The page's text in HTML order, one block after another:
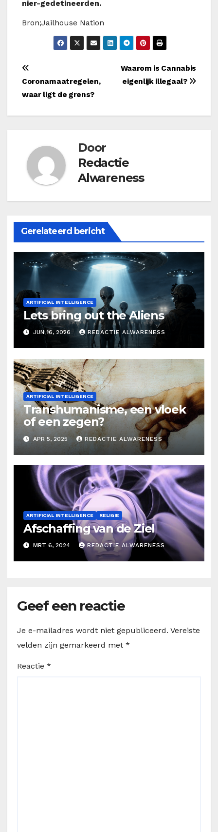
nier-gedetineerden.
Bron;Jailhouse Nation
Bericht
navigatie
Waarom is Cannabis
eigenlijk illegaal?
Coronamaatregelen,
waar ligt de grens?
Door
Redactie
Alwareness
Gerelateerd bericht
ARTIFICIAL INTELLIGENCE
Lets bring out the Aliens
JUN 16, 2026 REDACTIE ALWARENESS
ARTIFICIAL INTELLIGENCE
Transhumanisme, een vloek
of een zegen?
APR 5, 2025 REDACTIE ALWARENESS
ARTIFICIAL INTELLIGENCE RELIGIE
Afschaffing van de Ziel
MRT 6, 2024 REDACTIE ALWARENESS
Geef een reactie
Je e-mailadres wordt niet gepubliceerd. Vereiste
velden zijn gemarkeerd met *
Reactie *